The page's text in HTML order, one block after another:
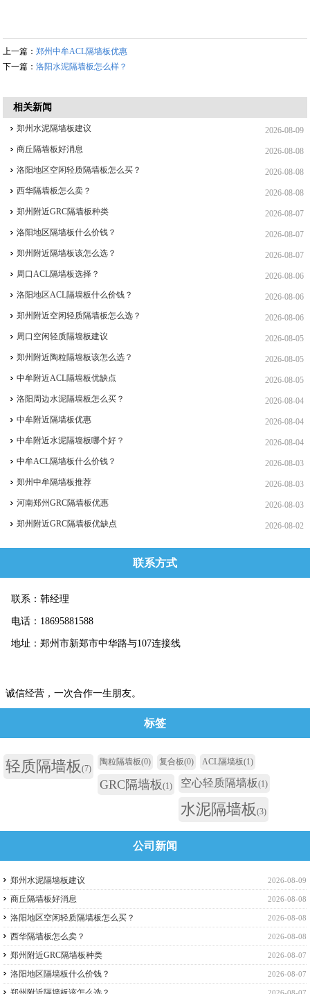
上一篇：郑州中牟ACL隔墙板优惠
下一篇：洛阳水泥隔墙板怎么样？
相关新闻
2026-08-09
郑州水泥隔墙板建议
2026-08-08
商丘隔墙板好消息
2026-08-08
洛阳地区空闲轻质隔墙板怎么买？
2026-08-08
西华隔墙板怎么卖？
2026-08-07
郑州附近GRC隔墙板种类
2026-08-07
洛阳地区隔墙板什么价钱？
2026-08-07
郑州附近隔墙板该怎么选？
2026-08-06
周口ACL隔墙板选择？
2026-08-06
洛阳地区ACL隔墙板什么价钱？
2026-08-06
郑州附近空闲轻质隔墙板怎么选？
2026-08-05
周口空闲轻质隔墙板建议
2026-08-05
郑州附近陶粒隔墙板该怎么选？
2026-08-05
中牟附近ACL隔墙板优缺点
2026-08-04
洛阳周边水泥隔墙板怎么买？
2026-08-04
中牟附近隔墙板优惠
2026-08-04
中牟附近水泥隔墙板哪个好？
2026-08-03
中牟ACL隔墙板什么价钱？
2026-08-03
郑州中牟隔墙板推荐
2026-08-03
河南郑州GRC隔墙板优惠
2026-08-02
郑州附近GRC隔墙板优缺点
联系方式
联系：韩经理
电话：18695881588
地址：郑州市新郑市中华路与107连接线
诚信经营，一次合作一生朋友。
标签
轻质隔墙板 (7)
陶粒隔墙板(0) 复合板(0) ACL隔墙板(1)
GRC隔墙板(1) 空心轻质隔墙板(1)
水泥隔墙板 (3)
公司新闻
2026-08-09
郑州水泥隔墙板建议
2026-08-08
商丘隔墙板好消息
2026-08-08
洛阳地区空闲轻质隔墙板怎么买？
2026-08-08
西华隔墙板怎么卖？
2026-08-07
郑州附近GRC隔墙板种类
2026-08-07
洛阳地区隔墙板什么价钱？